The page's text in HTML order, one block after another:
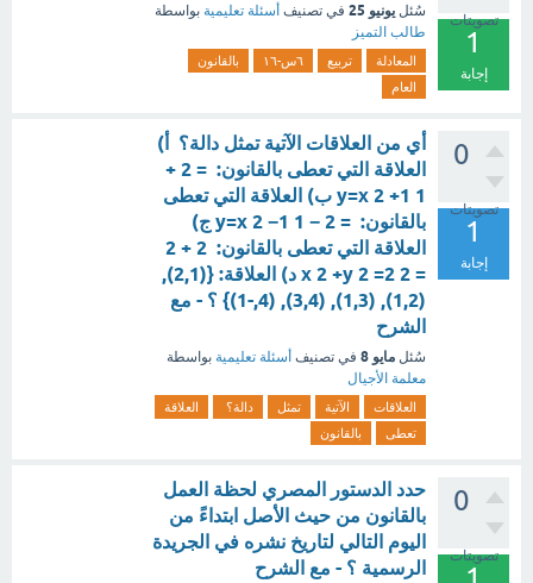
تصويتات
1
إجابة
سُئل يونيو 25 في تصنيف أسئلة تعليمية بواسطة
طالب التميز
المعادلة تربيع ٦س-١٦
بالقانون
العام
0
تصويتات
1
إجابة
أي من العلاقات الآتية تمثل دالة؟ أ)
العلاقة التي تعطى بالقانون: = 2 +
1 y=x 2 +1 ب) العلاقة التي تعطى
بالقانون: = 2 − 1 y=x 2 −1 ج)
العلاقة التي تعطى بالقانون: 2 + 2
= 2 x 2 +y 2 =2 د) العلاقة: {(2,1),
(1,2), (1,3), (3,4), (4,-1)} ؟ - مع
الشرح
سُئل مايو 8 في تصنيف أسئلة تعليمية بواسطة
معلمة الأجيال
العلاقات الآتية تمثل دالة؟
العلاقة
تعطى
بالقانون
0
تصويتات
حدد الدستور المصري لحظة العمل
بالقانون من حيث الأصل ابتداءً من
اليوم التالي لتاريخ نشره في الجريدة
الرسمية ؟ - مع الشرح